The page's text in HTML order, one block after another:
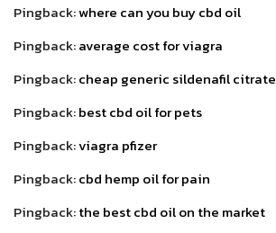
Pingback:where can you buy cbd oil
Pingback:average cost for viagra
Pingback:cheap generic sildenafil citrate
Pingback:best cbd oil for pets
Pingback:viagra pfizer
Pingback:cbd hemp oil for pain
Pingback:the best cbd oil on the market